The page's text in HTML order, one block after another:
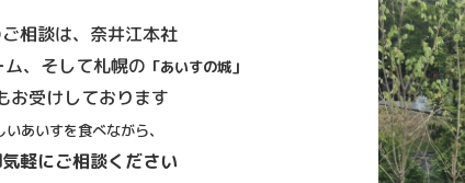
相談は、奈井江本社
、そして札幌の 「あいすの城」
お受けしております
いあいすを食べながら、
軽にご相談ください